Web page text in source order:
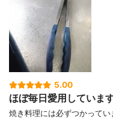
5.00
ほぼ毎日愛用しています
焼き料理には必ずつかって